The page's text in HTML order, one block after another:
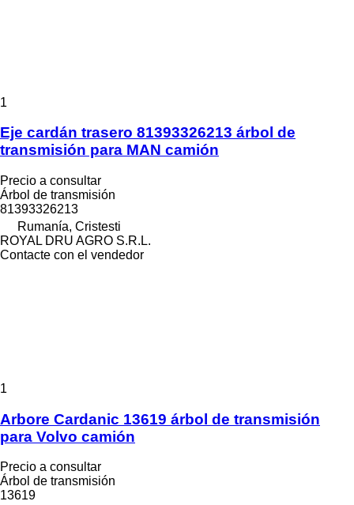
1
Eje cardán trasero 81393326213 árbol de
transmisión para MAN camión
Precio a consultar
Árbol de transmisión
81393326213
Rumanía, Cristesti
ROYAL DRU AGRO S.R.L.
Contacte con el vendedor
1
Arbore Cardanic 13619 árbol de transmisión
para Volvo camión
Precio a consultar
Árbol de transmisión
13619